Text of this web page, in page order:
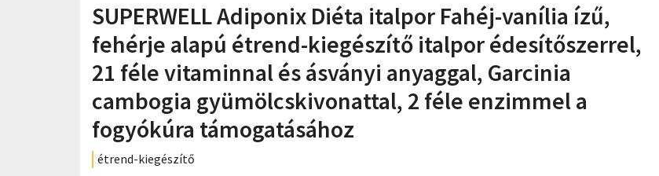
SUPERWELL Adiponix Diéta italpor Fahéj-vanília ízű,
fehérje alapú étrend-kiegészítő italpor édesítőszerrel,
21 féle vitaminnal és ásványi anyaggal, Garcinia
cambogia gyümölcskivonattal, 2 féle enzimmel a
fogyókúra támogatásához
étrend-kiegészítő